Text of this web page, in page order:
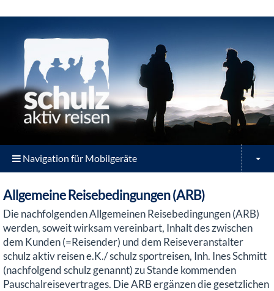
Navigation für Mobilgeräte
Allgemeine Reisebedingungen (ARB)
Die nachfolgenden Allgemeinen Reisebedingungen (ARB)
werden, soweit wirksam vereinbart, Inhalt des zwischen
dem Kunden (=Reisender) und dem Reiseveranstalter
schulz aktiv reisen e.K./ schulz sportreisen, Inh. Ines Schmitt
(nachfolgend schulz genannt) zu Stande kommenden
Pauschalreisevertrages. Die ARB ergänzen die gesetzlichen